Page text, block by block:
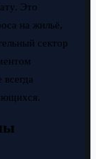
Это
на жильё,
сектор